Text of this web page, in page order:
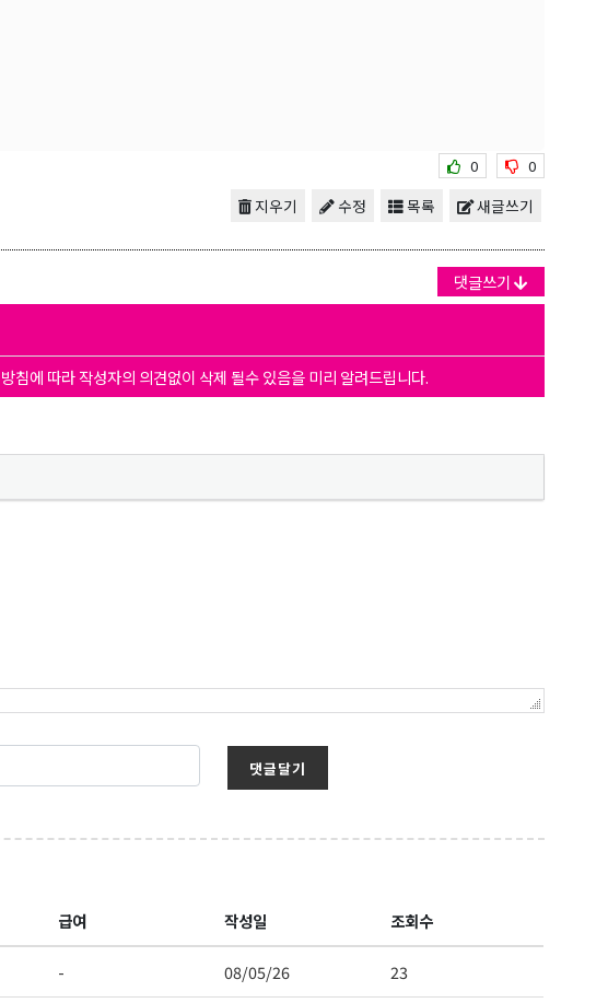
0 0
새글쓰기
목록
수정
지우기
댓글쓰기
침에 따라 작성자의 의견없이 삭제 될수 있음을 미리 알려드립니다.
댓글달기
급여 작성일 조회수
- 08/05/26 23